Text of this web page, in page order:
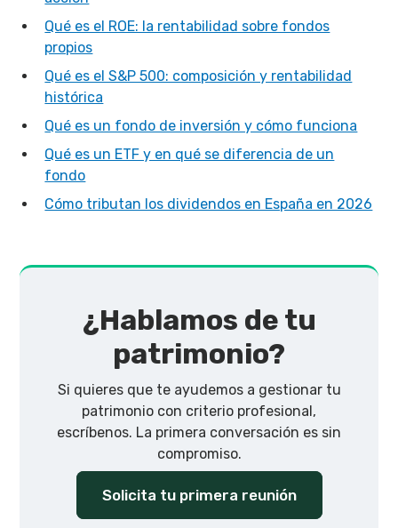
Qué es el ROE: la rentabilidad sobre fondos
propios
Qué es el S&P 500: composición y rentabilidad
histórica
Qué es un fondo de inversión y cómo funciona
Qué es un ETF y en qué se diferencia de un
fondo
Cómo tributan los dividendos en España en 2026
¿Hablamos de tu
patrimonio?
Si quieres que te ayudemos a gestionar tu
patrimonio con criterio profesional,
escríbenos. La primera conversación es sin
compromiso.
Solicita tu primera reunión